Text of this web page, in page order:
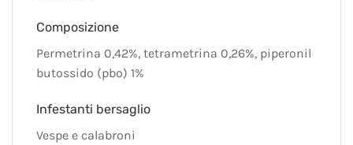
Composizione
Permetrina 0,42%, tetrametrina 0,26%, piperonil
butossido (pbo) 1%
Infestanti bersaglio
Vespe e calabroni